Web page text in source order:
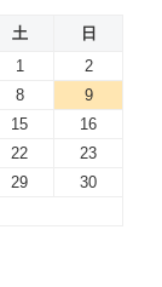
土
日
1
2
8
9
15
16
22
23
29
30